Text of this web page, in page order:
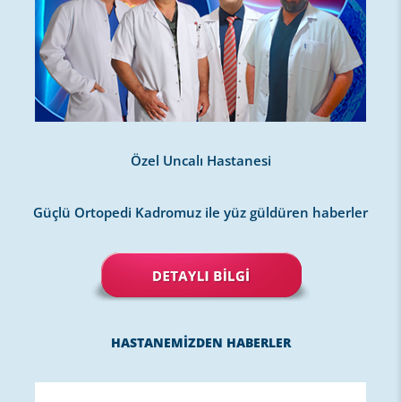
Özel Uncalı Hastanesi
Güçlü Ortopedi Kadromuz ile yüz güldüren haberler
HASTANEMİZDEN HABERLER